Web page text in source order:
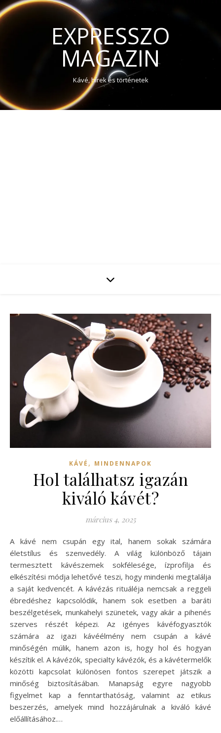
EXPRESSZO
MAGAZIN
Kávé, hírek és történetek
KÁVÉ , MINDENNAPOK
Hol találhatsz igazán
kiváló kávét?
március 4, 2025
A kávé nem csupán egy ital, hanem sokak számára
életstílus és szenvedély. A világ különböző tájain
termesztett kávészemek sokfélesége, ízprofilja és
elkészítési módja lehetővé teszi, hogy mindenki megtalálja
a saját kedvencét. A kávézás rituáléja nemcsak a reggeli
ébredéshez kapcsolódik, hanem sok esetben a baráti
beszélgetések, munkahelyi szünetek, vagy akár a pihenés
szerves részét képezi. Az igényes kávéfogyasztók
számára az igazi kávéélmény nem csupán a kávé
minőségén múlik, hanem azon is, hogy hol és hogyan
készítik el. A kávézók, specialty kávézók, és a kávétermelők
közötti kapcsolat különösen fontos szerepet játszik a
minőség biztosításában. Manapság egyre nagyobb
figyelmet kap a fenntarthatóság, valamint az etikus
beszerzés, amelyek mind hozzájárulnak a kiváló kávé
előállításához.…